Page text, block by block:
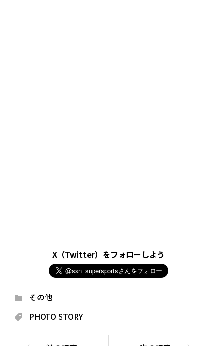
X（Twitter）をフォローしよう
その他
PHOTO STORY